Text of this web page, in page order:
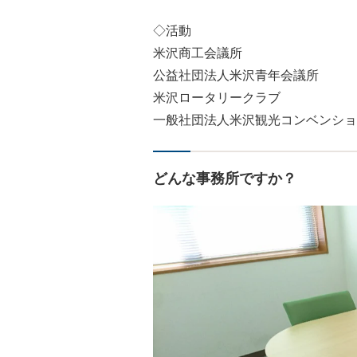
◇活動
米沢商工会議所
公益社団法人米沢青年会議所
米沢ロータリークラブ
一般社団法人米沢観光コンベンシ
どんな事務所ですか？